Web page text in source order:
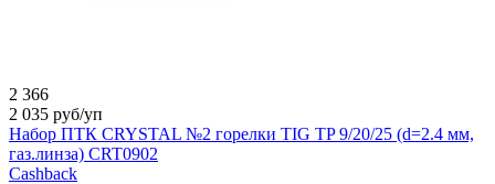
2 366
2 035 руб/уп
Набор ПТК CRYSTAL №2 горелки TIG TP 9/20/25 (d=2.4 мм,
газ.линза) CRT0902
Cashback